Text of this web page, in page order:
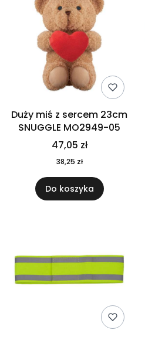
Duży miś z sercem 23cm
SNUGGLE MO2949-05
47,05 zł
38,25 zł
Do koszyka